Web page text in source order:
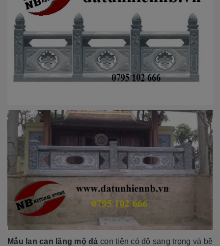
Mẫu lan can lăng mộ đá con tiện có độ sang trọng và bề